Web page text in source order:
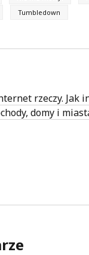
Tumbledown
rzeczy. Jak
domy i